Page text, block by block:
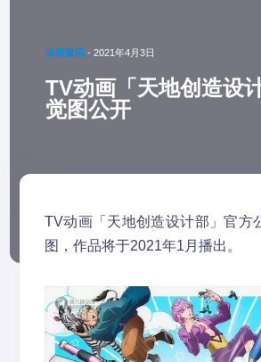
动画资讯 -2021年4月3日
TV动画「天地创造设
觉图公开
TV动画「天地创造设计部」官方
图，作品将于2021年1月播出。